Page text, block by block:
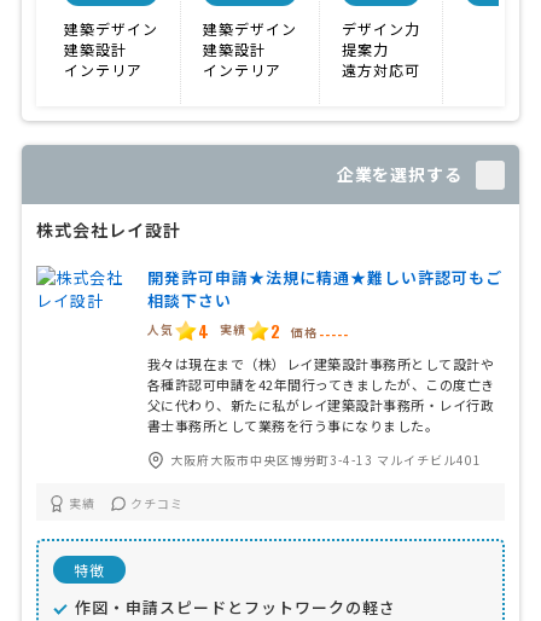
建築デザイン
建築設計
インテリア
建築デザイン
建築設計
インテリア
デザイン力
提案力
遠方対応可
企業を選択する
株式会社レイ設計
開発許可申請★法規に精通★難しい許認可もご
相談下さい
人気 4 実績 2 価格 -----
我々は現在まで（株）レイ建築設計事務所として設計や
各種許認可申請を42年間行ってきましたが、この度亡き
父に代わり、新たに私がレイ建築設計事務所・レイ行政
書士事務所として業務を行う事になりました。
大阪府大阪市中央区博労町3-4-13 マルイチビル401
実績 クチコミ
特徴
作図・申請スピードとフットワークの軽さ